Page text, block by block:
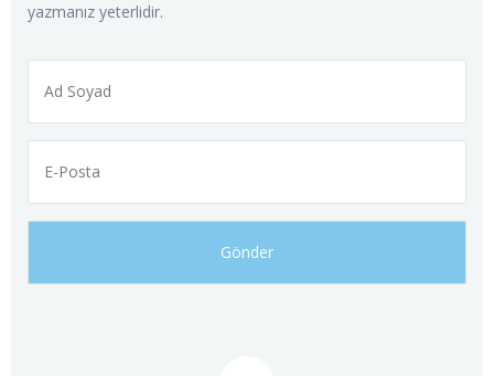
yazmanız yeterlidir.